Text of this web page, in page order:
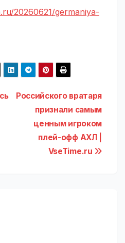
20260621/germaniya-
Российского вратаря
признали самым
ценным игроком
плей-офф АХЛ |
VseTime.ru